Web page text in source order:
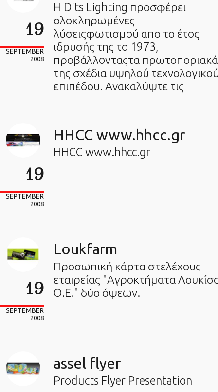
19
SEPTEMBER
2008
Η Dits Lighting προσφέρει
ολοκληρωμένες
λύσειςφωτισμού απο το έτος
ιδρυσής της το 1973,
προβάλλoνταςτα πρωτοποριακά
της σχέδια υψηλού
επιπέδου. Ανακαλύψτε τις
19
SEPTEMBER
2008
HHCC www.hhcc.gr
HHCC www.hhcc.gr
19
SEPTEMBER
2008
Loukfarm
Προσωπική κάρτα στελέχους
εταιρείας "Αγροκτήματα
Ο.Ε." δύο όψεων.
assel flyer
Products Flyer Presentation